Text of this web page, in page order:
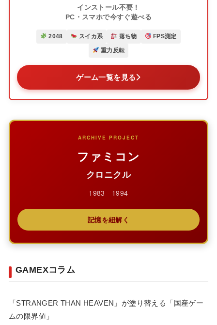
インストール不要！
PC・スマホで今すぐ遊べる
2048 スイカ系 落ち物 FPS測定
重力反転
ゲーム一覧を見る
ARCHIVE PROJECT
ファミコン
クロニクル
1983 - 1994
記憶を紐解く
GAMEXコラム
「STRANGER THAN HEAVEN」が塗り替える「国産ゲー
ムの限界値」